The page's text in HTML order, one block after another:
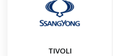
TIVOLI